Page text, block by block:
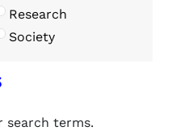
Research
Society
search terms.